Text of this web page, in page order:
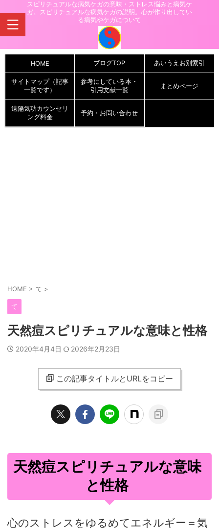
スピリチュアルな病気ケガの意味・ストレス悩みと病気ケ
ガ。スピリチュアルな病気ケガの説明。心が作り出してい
る病気やケガについて
HOME ブログTOP あいうえお別索引
サイトマップ（記事
一覧です）
参考にしている本・
引用文献一覧
まとめページ
遠隔気功カウンセリ
ング料金
予約・お問い合わせ
HOME > て >
て
天然痘スピリチュアルな意味と性格
2020年4月4日 2026年2月23日
この記事タイトルとURLをコピー
天然痘スピリチュアルな意味
と性格
心のストレスをゆるめてエネルギー＝気